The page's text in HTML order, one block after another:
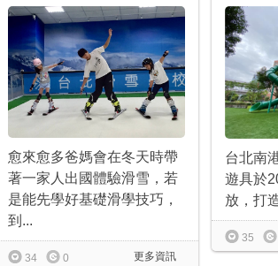
愈來愈多爸媽會在冬天時帶
著一家人出國體驗滑雪，若
是能先學好基礎滑學技巧，
到...
更多資訊
34 0
台北南
遊具於
放，打
35